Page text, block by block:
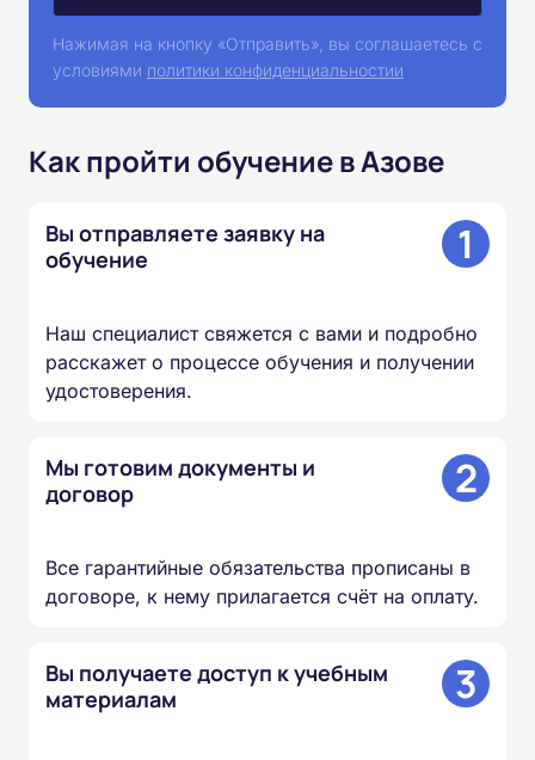
Нажимая на кнопку «Отправить», вы соглашаетесь с
условиями политики конфиденциальностии
Как пройти обучение в Азове
Вы отправляете заявку на
обучение
1
Наш специалист свяжется с вами и подробно
расскажет о процессе обучения и получении
удостоверения.
Мы готовим документы и
договор
2
Все гарантийные обязательства прописаны в
договоре, к нему прилагается счёт на оплату.
Вы получаете доступ к учебным
материалам
3